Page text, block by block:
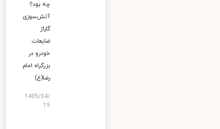
چه بود؟
آتش‌سوزی
گاراژ
ضایعات
خودرو در
بزرگراه امام
رضا(ع)
1405/04/
19